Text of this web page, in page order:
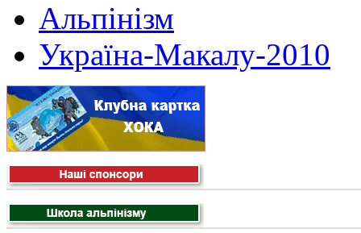
Альпінізм
Україна-Макалу-2010